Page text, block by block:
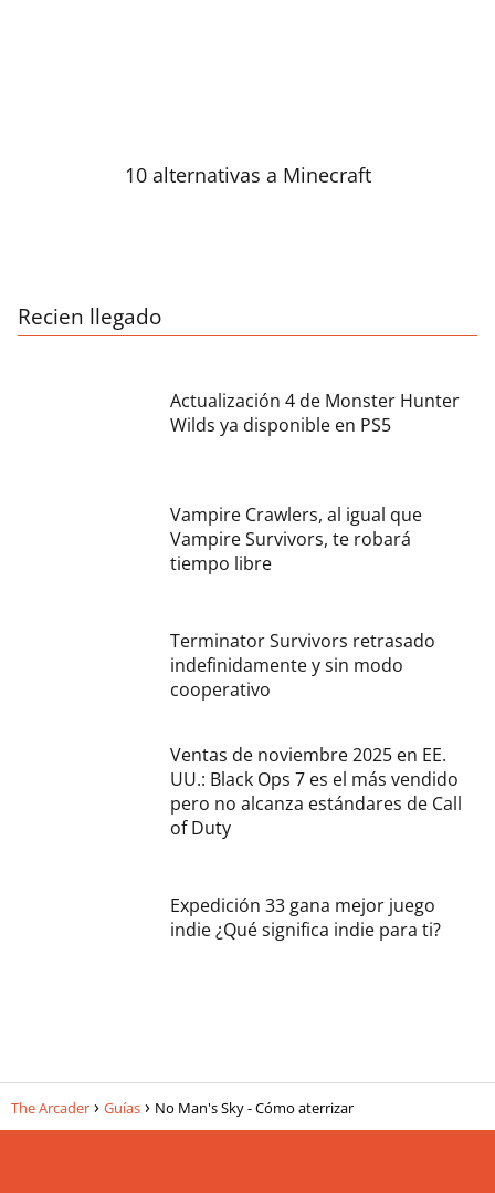
10 alternativas a Minecraft
Recien llegado
Actualización 4 de Monster Hunter
Wilds ya disponible en PS5
Vampire Crawlers, al igual que
Vampire Survivors, te robará
tiempo libre
Terminator Survivors retrasado
indefinidamente y sin modo
cooperativo
Ventas de noviembre 2025 en EE.
UU.: Black Ops 7 es el más vendido
pero no alcanza estándares de Call
of Duty
Expedición 33 gana mejor juego
indie ¿Qué significa indie para ti?
The Arcader Guías No Man's Sky - Cómo aterrizar